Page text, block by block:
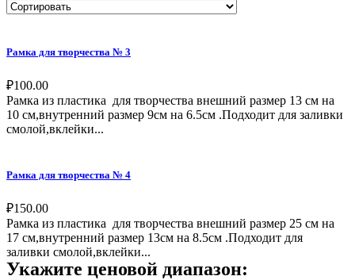
Рамка для творчества № 3
₽100.00
Рамка из пластика для творчества внешний размер 13 см на
10 см,внутренний размер 9см на 6.5см .Подходит для заливки
смолой,вклейки...
Рамка для творчества № 4
₽150.00
Рамка из пластика для творчества внешний размер 25 см на
17 см,внутренний размер 13см на 8.5см .Подходит для
заливки смолой,вклейки...
Укажите ценовой диапазон: